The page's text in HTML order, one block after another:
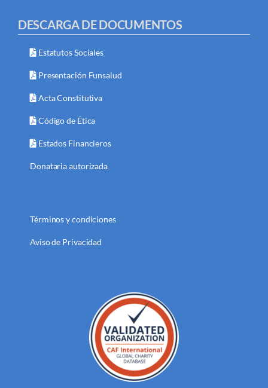
DESCARGA DE DOCUMENTOS
Estatutos Sociales
Presentación Funsalud
Acta Constitutiva
Código de Ética
Estados Financieros
Donataria autorizada
Términos y condiciones
Aviso de Privacidad